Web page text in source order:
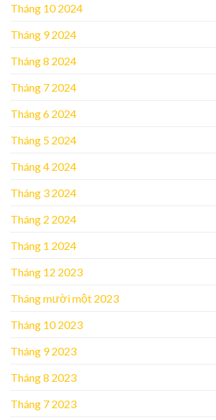
Tháng 10 2024
Tháng 9 2024
Tháng 8 2024
Tháng 7 2024
Tháng 6 2024
Tháng 5 2024
Tháng 4 2024
Tháng 3 2024
Tháng 2 2024
Tháng 1 2024
Tháng 12 2023
Tháng mười một 2023
Tháng 10 2023
Tháng 9 2023
Tháng 8 2023
Tháng 7 2023